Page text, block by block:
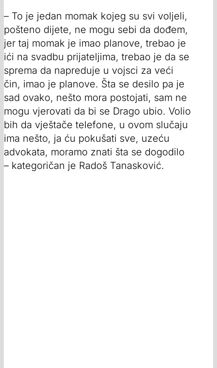
– To je jedan momak kojeg su svi voljeli,
pošteno dijete, ne mogu sebi da dođem,
jer taj momak je imao planove, trebao je
ići na svadbu prijateljima, trebao je da se
sprema da napreduje u vojsci za veći
čin, imao je planove. Šta se desilo pa je
sad ovako, nešto mora postojati, sam ne
mogu vjerovati da bi se Drago ubio. Volio
bih da vještače telefone, u ovom slučaju
ima nešto, ja ću pokušati sve, uzeću
advokata, moramo znati šta se dogodilo
– kategoričan je Radoš Tanasković.